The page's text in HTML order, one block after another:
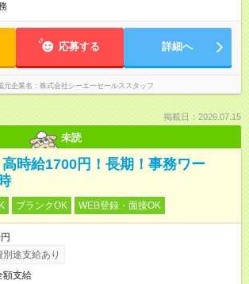
応募する 詳細へ
元企業名 株式会社シーエーセールススタッフ
掲載日：2026.07.15
未読
高時給1700円！長期！事務ワー
ブランクOK WEB登録・面接OK
別途支給あり
額支給